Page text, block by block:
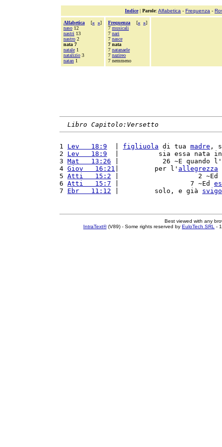
Indice| Parole: Alfabetica - Frequenza -
Alfabetica [« »]
naso 12
nastri 13
nastro 2
nata 7
natale 1
natalizio 3
natan 1
Frequenza [« »]
7 musicali
7 nari
7 nasce
7 nata
7 natanaele
7 nazireo
7 nemmeno
Libro Capitolo:Versetto
1 Lev   18:9 figliuola di tua madre ,
2 Lev   18:9
|          sia essa nata
3 Mat   13:26 |           26 ~E quando l'
4 Giov   16:21 |         per l' allegrezza
5 Atti   15:2 |                    2 ~Ed
6 Atti   15:7 |                  7 ~Ed
7 Ebr   11:12 |         solo, e già
Best viewed with any
IntraText®(V89) - Some rights reserved by EuloTech SRL -